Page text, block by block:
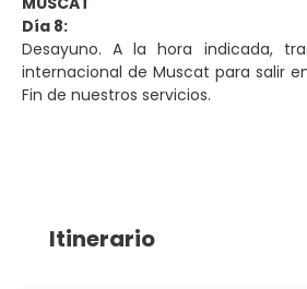
Día 8:
Desayuno. A la hora indicada,
internacional de Muscat para salir
Fin de nuestros servicios.
Itinerario